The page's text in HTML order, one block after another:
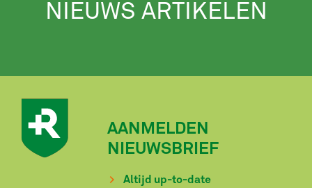
NIEUWS ARTIKELEN
AANMELDEN
NIEUWSBRIEF
Altijd up-to-date